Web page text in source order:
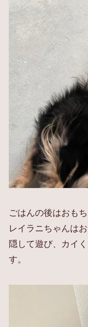
ごはんの後はおも
レイラニちゃんは
隠して遊び、カイ
す。